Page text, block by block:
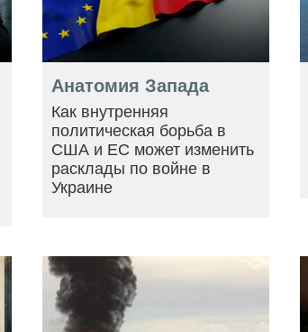
Анатомия Запада
Как внутренняя
политическая борьба в
США и ЕС может изменить
расклады по войне в
Украине